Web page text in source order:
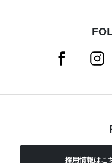
採用情報はこ